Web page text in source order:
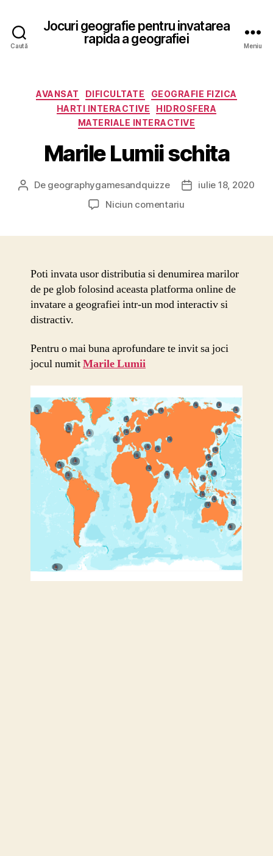
Caută
Jocuri geografie pentru invatarea
rapida a geografiei
Meniu
Categorii
AVANSAT DIFICULTATE
GEOGRAFIE FIZICA
HARTI INTERACTIVE
HIDROSFERA
MATERIALE INTERACTIVE
Marile Lumii schita
Autor
De geographygamesandquizze
Datăiulie 18, 2020
Niciun comentariula
Poti invata usor distributia si denumirea marilor
de pe glob folosind aceasta platforma online de
invatare a geografiei intr-un mod interactiv si
distractiv.
Pentru o mai buna aprofundare te invit sa joci
jocul numitMarile Lumii